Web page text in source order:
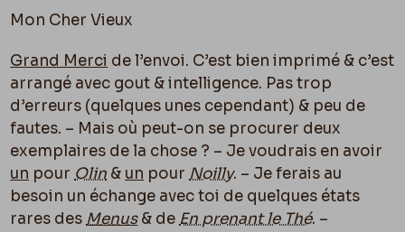
Mon Cher Vieux
Grand Merci de l’envoi. C’est bien imprimé & c’est
arrangé avec gout & intelligence. Pas trop
d’erreurs (quelques unes cependant) & peu de
fautes. – Mais où peut-on se procurer deux
exemplaires de la chose ? – Je voudrais en avoir
un pour Olin & un pour Noilly. – Je ferais au
besoin un échange avec toi de quelques états
rares des Menus& de En prenant le Thé. –